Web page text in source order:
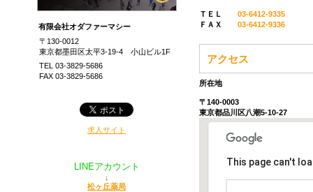
ＴＥＬ 03-6412-9335
ＦＡＸ 03-6412-9336
アクセス
所在地
〒140-0003
東京都品川区八潮5-10-27
This page can't
有限会社オダファーマシー
〒130-0012
東京都墨田区太平3-19-4 小山ビル1F
TEL 03-3829-5686
FAX 03-3829-5686
求人サイト
LINEアカウント
↓
松ヶ丘薬局